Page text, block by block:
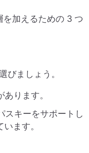
加えるための 3 つ
ましょう。
ります。
スキーをサポートし
ます。